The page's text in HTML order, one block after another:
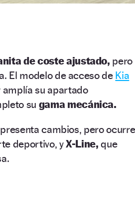
de coste ajustado, pero
El modelo de acceso deKia
amplía su apartado
su gama mecánica.
cambios, pero ocurre
deportivo, yX-Line, que